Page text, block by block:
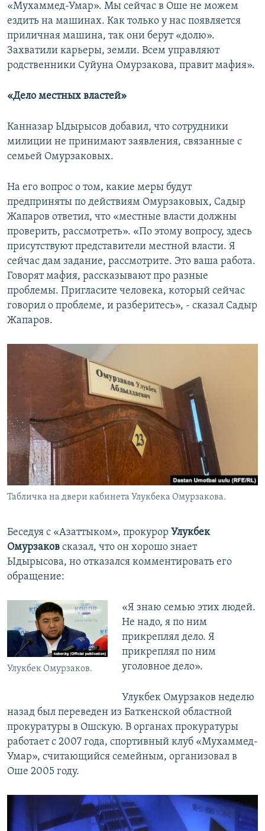
«Мухаммед-Умар». Мы сейчас в Оше не можем
ездить на машинах. Как только у нас появляется
приличная машина, так они берут «долю».
Захватили карьеры, земли. Всем управляют
родственники Суйуна Омурзакова, правит мафия».
«Дело местных властей»
Канназар Ыдырысов добавил, что сотрудники
милиции не принимают заявления, связанные с
семьей Омурзаковых.
На его вопрос о том, какие меры будут
предприняты по действиям Омурзаковых, Садыр
Жапаров ответил, что «местные власти должны
проверить, рассмотреть». «По этому вопросу, здесь
присутствуют представители местной власти. Я
сейчас дам задание, рассмотрите. Это ваша работа.
Говорят мафия, рассказывают про разные
проблемы. Пригласите человека, который сейчас
говорил о проблеме, и разберитесь», - сказал Садыр
Жапаров.
Табличка на двери кабинета Улукбека Омурзакова.
Беседуя с «Азаттыком», прокурор Улукбек
Омурзаков сказал, что он хорошо знает
Ыдырысова, но отказался комментировать его
обращение:
Улукбек Омурзаков.
«Я знаю семью этих людей.
Не надо, я по ним
прикреплял дело. Я
прикреплял по ним
уголовное дело».
Улукбек Омурзаков неделю
назад был переведен из Баткенской областной
прокуратуры в Ошскую. В органах прокуратуры
работает с 2007 года, спортивный клуб «Мухаммед-
Умар», считающийся семейным, организовал в
Оше 2005 году.